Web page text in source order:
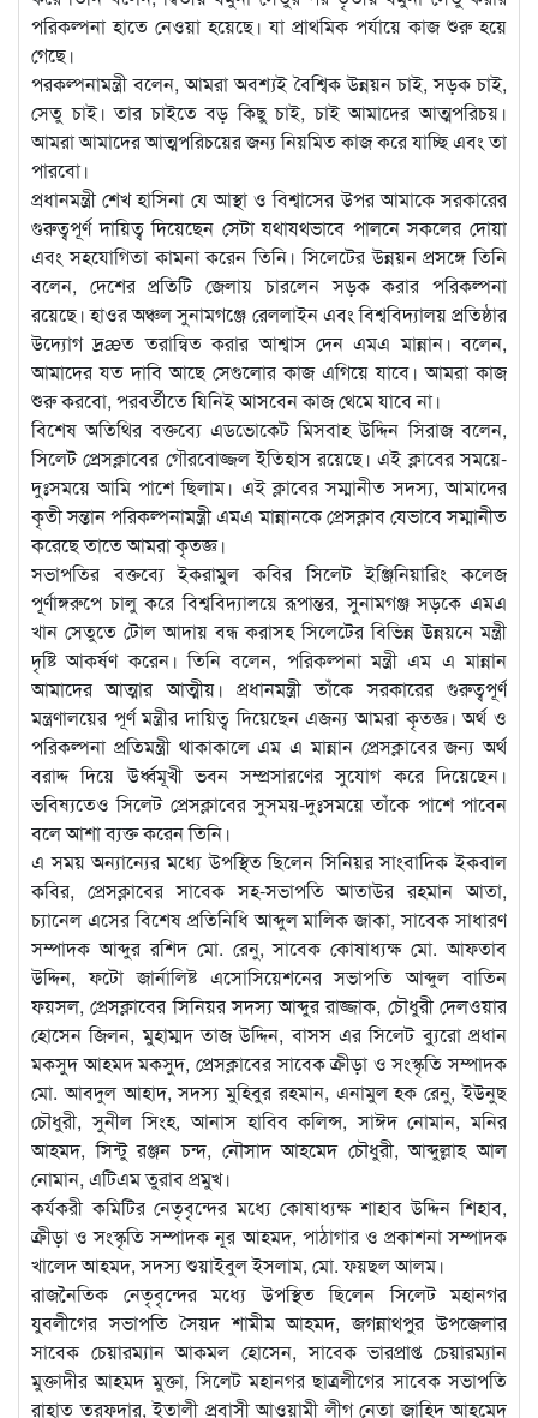
পরিকল্পনা হাতে নেওয়া হয়েছে। যা প্রাথমিক পর্যায়ে কাজ শুরু হয়ে
গেছে।
পরকল্পনামন্ত্রী বলেন, আমরা অবশ্যই বৈশ্বিক উন্নয়ন চাই, সড়ক চাই,
সেতু চাই। তার চাইতে বড় কিছু চাই, চাই আমাদের আত্মপরিচয়।
আমরা আমাদের আত্মপরিচয়ের জন্য নিয়মিত কাজ করে যাচ্ছি এবং তা
পারবো।
প্রধানমন্ত্রী শেখ হাসিনা যে আস্থা ও বিশ্বাসের উপর আমাকে সরকারের
গুরুত্বপূর্ণ দায়িত্ব দিয়েছেন সেটা যথাযথভাবে পালনে সকলের দোয়া
এবং সহযোগিতা কামনা করেন তিনি। সিলেটের উন্নয়ন প্রসঙ্গে তিনি
বলেন, দেশের প্রতিটি জেলায় চারলেন সড়ক করার পরিকল্পনা
রয়েছে। হাওর অঞ্চল সুনামগঞ্জে রেললাইন এবং বিশ্ববিদ্যালয় প্রতিষ্ঠার
উদ্যোগ দ্রæত তরান্বিত করার আশ্বাস দেন এমএ মান্নান। বলেন,
আমাদের যত দাবি আছে সেগুলোর কাজ এগিয়ে যাবে। আমরা কাজ
শুরু করবো, পরবর্তীতে যিনিই আসবেন কাজ থেমে যাবে না।
বিশেষ অতিথির বক্তব্যে এডভোকেট মিসবাহ উদ্দিন সিরাজ বলেন,
সিলেট প্রেসক্লাবের গৌরবোজ্জল ইতিহাস রয়েছে। এই ক্লাবের সময়ে-
দুঃসময়ে আমি পাশে ছিলাম। এই ক্লাবের সম্মানীত সদস্য, আমাদের
কৃতী সন্তান পরিকল্পনামন্ত্রী এমএ মান্নানকে প্রেসক্লাব যেভাবে সম্মানীত
করেছে তাতে আমরা কৃতজ্ঞ।
সভাপতির বক্তব্যে ইকরামুল কবির সিলেট ইঞ্জিনিয়ারিং কলেজ
পূর্ণাঙ্গরুপে চালু করে বিশ্ববিদ্যালয়ে রূপান্তর, সুনামগঞ্জ সড়কে এমএ
খান সেতুতে টোল আদায় বন্ধ করাসহ সিলেটের বিভিন্ন উন্নয়নে মন্ত্রী
দৃষ্টি আকর্ষণ করেন। তিনি বলেন, পরিকল্পনা মন্ত্রী এম এ মান্নান
আমাদের আত্মার আত্মীয়। প্রধানমন্ত্রী তাঁকে সরকারের গুরুত্বপূর্ণ
মন্ত্রণালয়ের পূর্ণ মন্ত্রীর দায়িত্ব দিয়েছেন এজন্য আমরা কৃতজ্ঞ। অর্থ ও
পরিকল্পনা প্রতিমন্ত্রী থাকাকালে এম এ মান্নান প্রেসক্লাবের জন্য অর্থ
বরাদ্দ দিয়ে উর্ধ্বমূখী ভবন সম্প্রসারণের সুযোগ করে দিয়েছেন।
ভবিষ্যতেও সিলেট প্রেসক্লাবের সুসময়-দুঃসময়ে তাঁকে পাশে পাবেন
বলে আশা ব্যক্ত করেন তিনি।
এ সময় অন্যান্যের মধ্যে উপস্থিত ছিলেন সিনিয়র সাংবাদিক ইকবাল
কবির, প্রেসক্লাবের সাবেক সহ-সভাপতি আতাউর রহমান আতা,
চ্যানেল এসের বিশেষ প্রতিনিধি আব্দুল মালিক জাকা, সাবেক সাধারণ
সম্পাদক আব্দুর রশিদ মো. রেনু, সাবেক কোষাধ্যক্ষ মো. আফতাব
উদ্দিন, ফটো জার্নালিষ্ট এসোসিয়েশনের সভাপতি আব্দুল বাতিন
ফয়সল, প্রেসক্লাবের সিনিয়র সদস্য আব্দুর রাজ্জাক, চৌধুরী দেলওয়ার
হোসেন জিলন, মুহাম্মদ তাজ উদ্দিন, বাসস এর সিলেট ব্যুরো প্রধান
মকসুদ আহমদ মকসুদ, প্রেসক্লাবের সাবেক ক্রীড়া ও সংস্কৃতি সম্পাদক
মো. আবদুল আহাদ, সদস্য মুহিবুর রহমান, এনামুল হক রেনু, ইউনুছ
চৌধুরী, সুনীল সিংহ, আনাস হাবিব কলিন্স, সাঈদ নোমান, মনির
আহমদ, সিন্টু রঞ্জন চন্দ, নৌসাদ আহমেদ চৌধুরী, আব্দুল্লাহ আল
নোমান, এটিএম তুরাব প্রমুখ।
কর্যকরী কমিটির নেতৃবৃন্দের মধ্যে কোষাধ্যক্ষ শাহাব উদ্দিন শিহাব,
ক্রীড়া ও সংস্কৃতি সম্পাদক নূর আহমদ, পাঠাগার ও প্রকাশনা সম্পাদক
খালেদ আহমদ, সদস্য শুয়াইবুল ইসলাম, মো. ফয়ছল আলম।
রাজনৈতিক নেতৃবৃন্দের মধ্যে উপস্থিত ছিলেন সিলেট মহানগর
যুবলীগের সভাপতি সৈয়দ শামীম আহমদ, জগন্নাথপুর উপজেলার
সাবেক চেয়ারম্যান আকমল হোসেন, সাবেক ভারপ্রাপ্ত চেয়ারম্যান
মুক্তাদীর আহমদ মুক্তা, সিলেট মহানগর ছাত্রলীগের সাবেক সভাপতি
রাহাত তরফদার, ইতালী প্রবাসী আওয়ামী লীগ নেতা জাহিদ আহমেদ